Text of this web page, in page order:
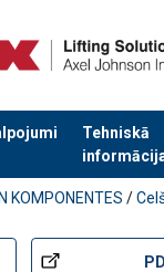
Tehniskā
KOMPONENTES /